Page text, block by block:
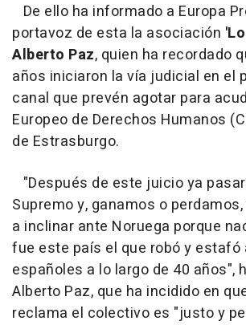
De ello ha informado a Europa
portavoz de esta la asociación
Alberto Paz, quien ha recordado
años iniciaron la vía judicial en el
canal que prevén agotar para
Europeo de Derechos Humanos
de Estrasburgo.
"Después de este juicio ya
Supremo y, ganamos o
a inclinar ante Noruega porque
fue este país el que robó y estafó
españoles a lo largo de 40 años",
Alberto Paz, que ha incidido en
reclama el colectivo es "justo y